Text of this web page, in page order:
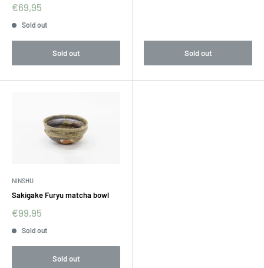
€69,95
Sold out
Sold out Sold out
NINSHU
Sakigake Furyu matcha bowl
€99,95
Sold out
Sold out